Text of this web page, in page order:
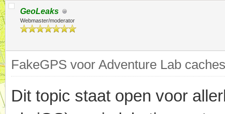
GeoLeaks
Webmaster/moderator
FakeGPS voor Adventure Lab
Dit topic staat open voor